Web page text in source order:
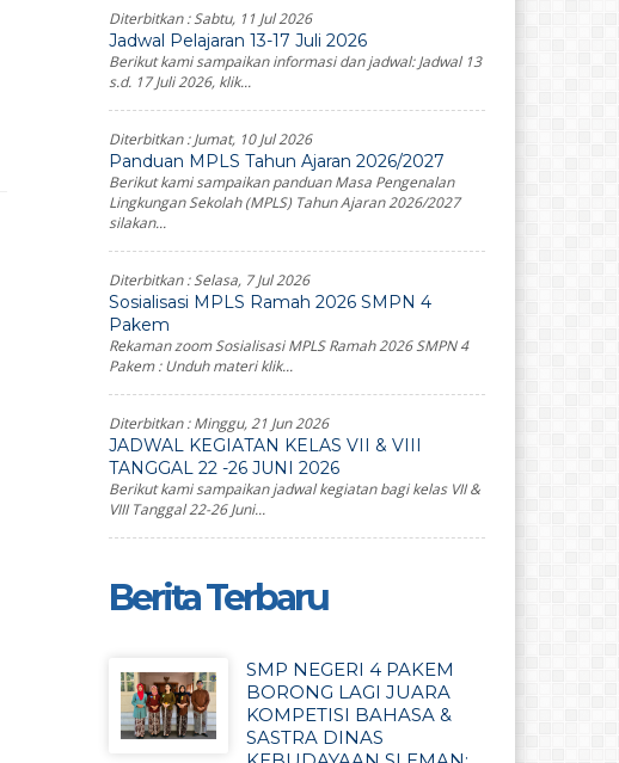
Diterbitkan :Sabtu, 11 Jul 2026
Jadwal Pelajaran 13-17 Juli 2026
Berikut kami sampaikan informasi dan jadwal: Jadwal 13
s.d. 17 Juli 2026, klik...
Diterbitkan :Jumat, 10 Jul 2026
Panduan MPLS Tahun Ajaran 2026/2027
Berikut kami sampaikan panduan Masa Pengenalan
Lingkungan Sekolah (MPLS) Tahun Ajaran 2026/2027
silakan...
Diterbitkan :Selasa, 7 Jul 2026
Sosialisasi MPLS Ramah 2026 SMPN 4
Pakem
Rekaman zoom Sosialisasi MPLS Ramah 2026 SMPN 4
Pakem : Unduh materi klik...
Diterbitkan :Minggu, 21 Jun 2026
JADWAL KEGIATAN KELAS VII & VIII
TANGGAL 22 -26 JUNI 2026
Berikut kami sampaikan jadwal kegiatan bagi kelas VII &
VIII Tanggal 22-26 Juni...
Berita Terbaru
SMP NEGERI 4 PAKEM
BORONG LAGI JUARA
KOMPETISI BAHASA &
SASTRA DINAS